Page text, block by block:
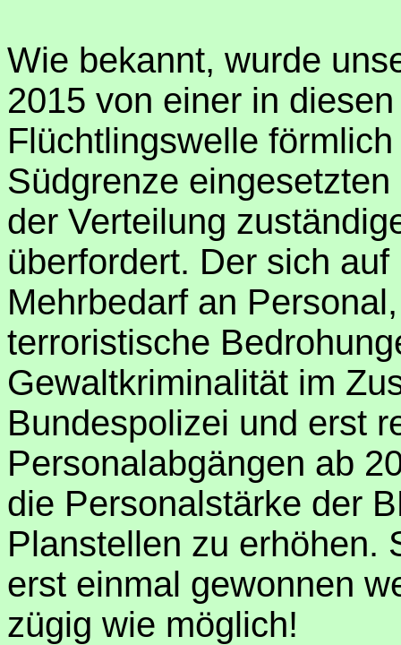
Wie bekannt, wurde
2015 von einer in
Flüchtlingswelle
Südgrenze
der Verteilung
überfordert. Der sich
Mehrbedarf an
terroristische
Gewaltkriminalität im
Bundespolizei und erst
Personalabgängen ab
die Personalstärke der
Planstellen zu erhöhen.
erst einmal gewonnen
zügig wie möglich!